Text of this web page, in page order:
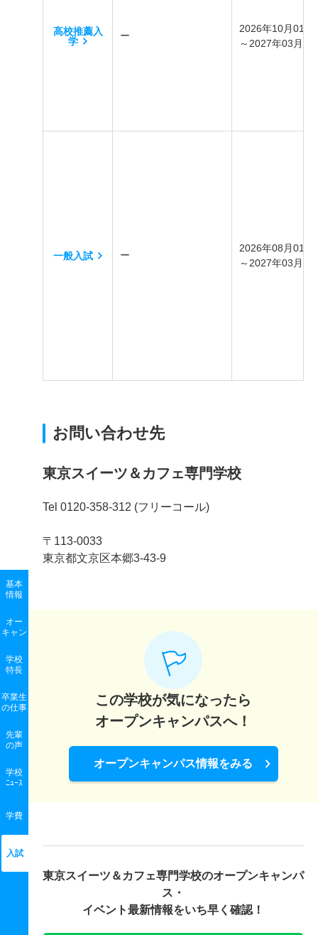
基本
情報
オー
キャン
学校
特長
卒業生
の仕事
先輩
の声
学校
ﾆｭｰｽ
学費
入試
高校推薦入
学
ー
2026年10月01日
～2027年03月31
一般入試 ー
2026年08月01日
～2027年03月31
お問い合わせ先
東京スイーツ＆カフェ専門学校
Tel 0120-358-312 (フリーコール)
〒113-0033
東京都文京区本郷3-43-9
この学校が気になったら
オープンキャンパスへ！
オープンキャンパス情報をみる
東京スイーツ＆カフェ専門学校のオープンキャンパ
ス・
イベント最新情報をいち早く確認！